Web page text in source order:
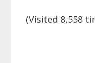
(Visited 8,558